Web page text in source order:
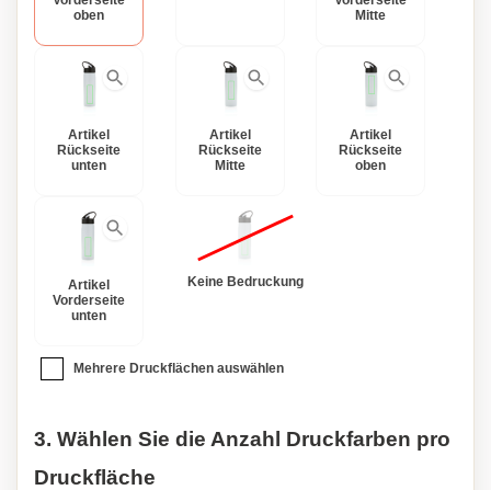
ab und setzen Sie ein Statement mit einer personalisierten
Sportlichen Nachhaltigen Trinkflasche. Dieses Produkt
prahlt mit einem eingetragenen Design®, was seine
Qualität und Originalität sicherstellt. Treten Sie der
nachhaltigen Bewegung bei und treffen Sie mit unserer
Sportlichen Nachhaltigen Trinkflasche eine bewusste Wahl
für den Planeten.
oben
Mitte
Artikel
Rückseite
unten
Artikel
Rückseite
Mitte
Artikel
Rückseite
oben
Artikel
Vorderseite
unten
Keine Bedruckung
Mehrere Druckflächen auswählen
3. Wählen Sie die Anzahl Druckfarben pro
Druckfläche